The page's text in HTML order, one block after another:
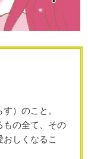
）のこと。
もの全て、その
しくなるこ